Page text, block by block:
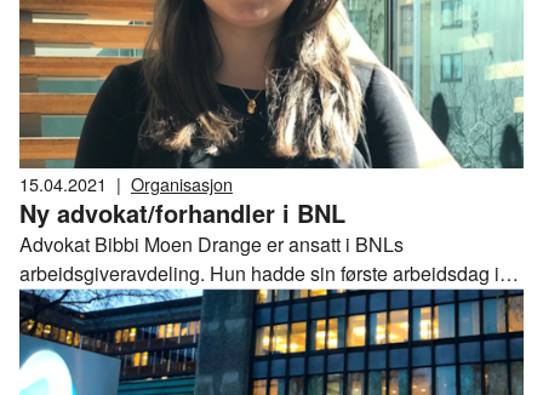
15.04.2021 | Organisasjon
Ny advokat/forhandler i BNL
Advokat Bibbi Moen Drange er ansatt i BNLs
arbeidsgiveravdeling. Hun hadde sin første arbeidsdag i
BNL i dag.